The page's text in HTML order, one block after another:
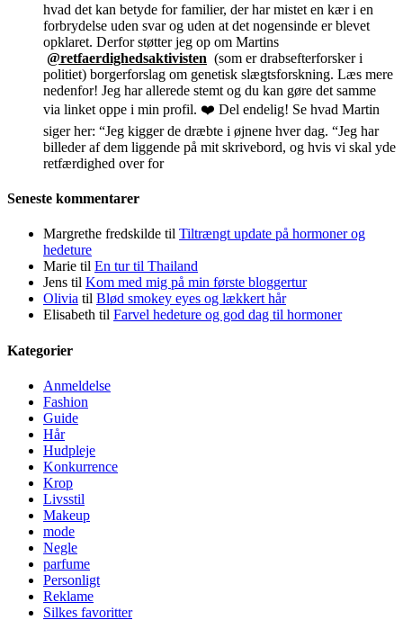
hvad det kan betyde for familier, der har mistet en kær i en
forbrydelse uden svar og uden at det nogensinde er blevet
opklaret. Derfor støtter jeg op om Martins
@retfaerdighedsaktivisten (som er drabsefterforsker i
politiet) borgerforslag om genetisk slægtsforskning. Læs mere
nedenfor! Jeg har allerede stemt og du kan gøre det samme
via linket oppe i min profil. ❤️ Del endelig! Se hvad Martin
siger her: “Jeg kigger de dræbte i øjnene hver dag. “Jeg har
billeder af dem liggende på mit skrivebord, og hvis vi skal yde
retfærdighed over for
Seneste kommentarer
Margrethe fredskilde til Tiltrængt update på hormoner og
hedeture
Marie til En tur til Thailand
Jens til Kom med mig på min første bloggertur
Olivia til Blød smokey eyes og lækkert hår
Elisabeth til Farvel hedeture og god dag til hormoner
Kategorier
Anmeldelse
Fashion
Guide
Hår
Hudpleje
Konkurrence
Krop
Livsstil
Makeup
mode
Negle
parfume
Personligt
Reklame
Silkes favoritter